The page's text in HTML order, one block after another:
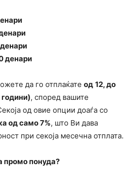
денари
да го отплаќате од 12, до
, според вашите
од овие опции доаѓа со
од само 7%, што Ви дава
при секоја месечна отплата.
промо понуда?